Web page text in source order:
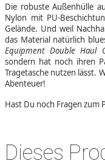
Die robuste Außenhülle
Nylon mit PU-
Gelände. Und weil
das Material natürlich
Equipment Double Haul
sondern hat noch ihren
Tragetasche nutzen lässt.
Abenteuer!
Hast Du noch Fragen zum
Dieses